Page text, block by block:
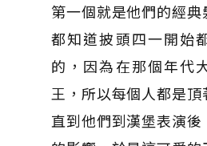
第一個就是他們的經
都知道披頭四一開始
的，因為在那個年代
王，所以每個人都是頂
直到他們到漢堡表演